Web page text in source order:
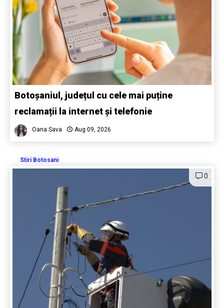
Botoșaniul, județul cu cele mai puține
reclamații la internet și telefonie
Oana Sava Aug 09, 2026
Stiri Botosani
0